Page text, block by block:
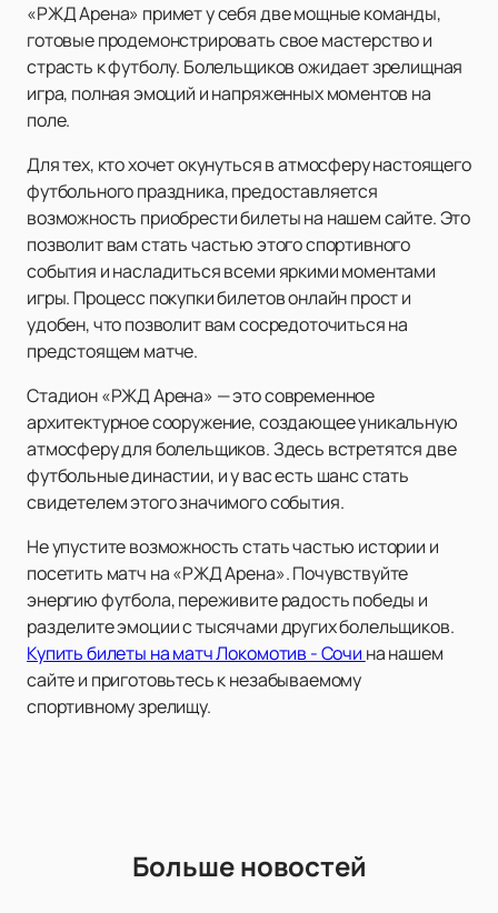
«РЖД Арена» примет у себя две мощные команды,
готовые продемонстрировать свое мастерство и
страсть к футболу. Болельщиков ожидает зрелищная
игра, полная эмоций и напряженных моментов на
поле.
Для тех, кто хочет окунуться в атмосферу настоящего
футбольного праздника, предоставляется
возможность приобрести билеты на нашем сайте. Это
позволит вам стать частью этого спортивного
события и насладиться всеми яркими моментами
игры. Процесс покупки билетов онлайн прост и
удобен, что позволит вам сосредоточиться на
предстоящем матче.
Стадион «РЖД Арена» — это современное
архитектурное сооружение, создающее уникальную
атмосферу для болельщиков. Здесь встретятся две
футбольные династии, и у вас есть шанс стать
свидетелем этого значимого события.
Не упустите возможность стать частью истории и
посетить матч на «РЖД Арена». Почувствуйте
энергию футбола, переживите радость победы и
разделите эмоции с тысячами других болельщиков.
Купить билеты на матч Локомотив - Сочи на нашем
сайте и приготовьтесь к незабываемому
спортивному зрелищу.
Больше новостей